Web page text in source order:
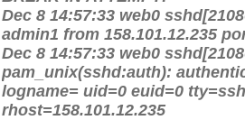
Dec 8 14:57:33 web0
admin1 from 158.101.12.235
Dec 8 14:57:33 web0
pam_unix(sshd:auth):
logname= uid=0 euid=0
rhost=158.101.12.235